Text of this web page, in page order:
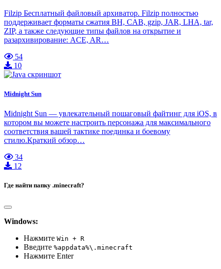
Filzip Бесплатный файловый архиватор. Filzip полностью
поддерживает форматы сжатия BH, CAB, gzip, JAR, LHA, tar,
ZIP, а также следующие типы файлов на открытие и
разархивирование: ACE, AR…
54
10
Midnight Sun
Midnight Sun — увлекательный пошаговый файтинг для iOS, в
котором вы можете настроить персонажа для максимального
соответствия вашей тактике поединка и боевому
стилю.Краткий обзор…
34
12
Где найти папку .minecraft?
Windows:
Нажмите Win + R
Введите %appdata%\.minecraft
Нажмите Enter